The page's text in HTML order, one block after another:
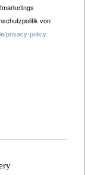
von
privacy-policy